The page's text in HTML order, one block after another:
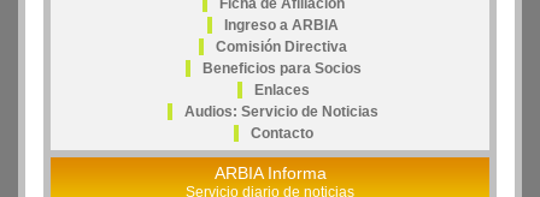
Ficha de Afiliación
Ingreso a ARBIA
Comisión Directiva
Beneficios para Socios
Enlaces
Audios: Servicio de Noticias
Contacto
ARBIA Informa
Servicio diario de noticias